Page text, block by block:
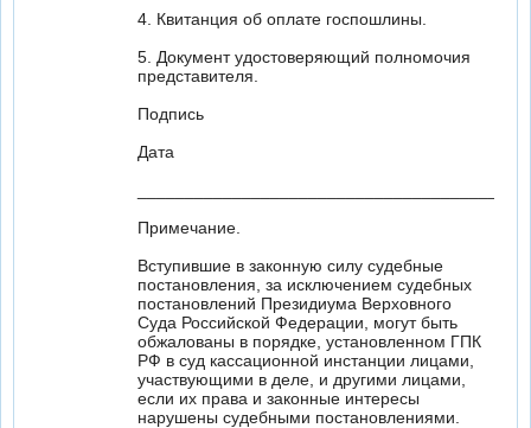
4. Квитанция об оплате госпошлины.
5. Документ удостоверяющий полномочия
представителя.
Подпись
Дата
Примечание.
Вступившие в законную силу судебные
постановления, за исключением судебных
постановлений Президиума Верховного
Суда Российской Федерации, могут быть
обжалованы в порядке, установленном ГПК
РФ в суд кассационной инстанции лицами,
участвующими в деле, и другими лицами,
если их права и законные интересы
нарушены судебными постановлениями.